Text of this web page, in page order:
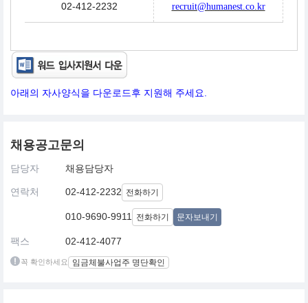
02-412-2232 recruit@humanest.co.kr
아래의 자사양식을 다운로드후 지원해 주세요.
채용공고문의
담당자 채용담당자
연락처 02-412-2232 전화하기
010-9690-9911 전화하기 문자보내기
팩스 02-412-4077
꼭 확인하세요 임금체불사업주 명단확인